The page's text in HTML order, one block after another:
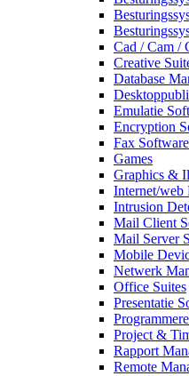
Cad / Cam /
Creative
Database
Emulatie
Encryption
Fax Software
Games
Graphics &
Internet/web
Intrusion
Mail Client
Mail Server
Mobile
Netwerk
Office Suites
Presentatie
Project &
Rapport
Remote